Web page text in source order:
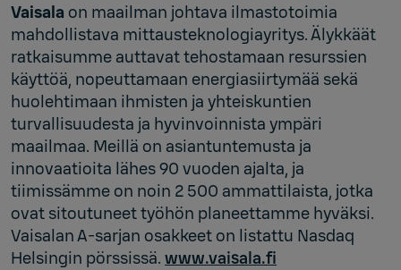
Vaisala on maailman johtava ilmastotoimia
mahdollistava mittausteknologiayritys. Älykkäät
ratkaisumme auttavat tehostamaan resurssien
käyttöä, nopeuttamaan energiasiirtymää sekä
huolehtimaan ihmisten ja yhteiskuntien
turvallisuudesta ja hyvinvoinnista ympäri
maailmaa. Meillä on asiantuntemusta ja
innovaatioita lähes 90 vuoden ajalta, ja
tiimissämme on noin 2 500 ammattilaista, jotka
ovat sitoutuneet työhön planeettamme hyväksi.
Vaisalan A-sarjan osakkeet on listattu Nasdaq
Helsingin pörssissä. www.vaisala.fi